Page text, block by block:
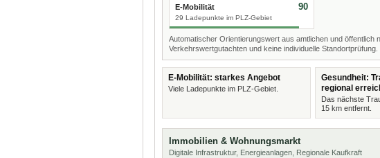
E-Mobilität
29 Ladepunkte im PLZ-Gebiet
90
Automatischer Orientierungswert aus amtlichen und öffentlich
Verkehrswertgutachten und keine individuelle Standortprüfung.
E-Mobilität: starkes Angebot
Viele Ladepunkte im PLZ-Gebiet.
Gesundheit:
regional
Das nächste
15 km entfernt.
Immobilien & Wohnungsmarkt
Digitale Infrastruktur, Energieanlagen, Regionale Kaufkraft